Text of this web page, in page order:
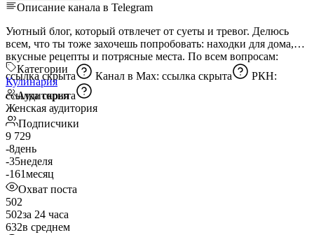
Описание канала в Telegram
Уютный блог, который отвлечет от суеты и тревог. Делюсь
всем, что ты тоже захочешь попробовать: находки для дома,
вкусные рецепты и потрясные места. По всем вопросам:
ссылка скрыта
Канал в Max: ссылка скрыта
РКН:
ссылка скрыта
Категории
Кулинария
Аудитория
Женская аудитория
Подписчики
9 729
-8день
-35неделя
-161месяц
Охват поста
502
502за 24 часа
632в среднем